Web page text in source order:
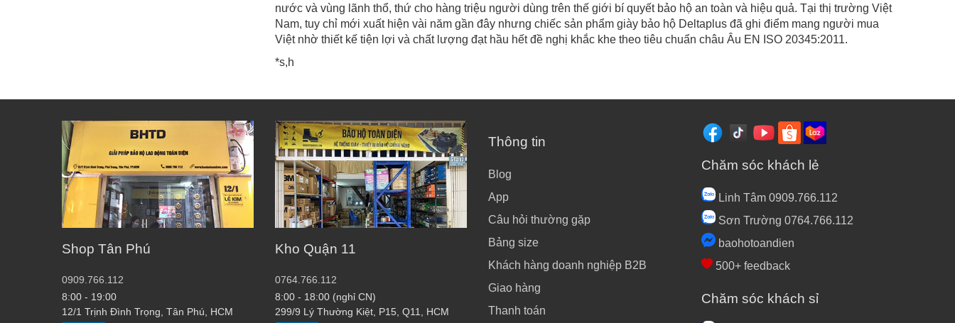
nước và vùng lãnh thổ, thứ cho hàng triệu người dùng trên thế giới bí quyết bảo hộ an toàn và hiệu quả. Tại thị trường Việt
Nam, tuy chỉ mới xuất hiện vài năm gần đây nhưng chiếc sản phẩm giày bảo hộ Deltaplus đã ghi điểm mang người mua
Việt nhờ thiết kế tiện lợi và chất lượng đạt hầu hết đề nghị khắc khe theo tiêu chuẩn châu Âu EN ISO 20345:2011.
*s,h
Shop Tân Phú
0909.766.112
8:00 - 19:00
12/1 Trịnh Đình Trọng, Tân Phú, HCM
Kho Quận 11
0764.766.112
8:00 - 18:00 (nghỉ CN)
299/9 Lý Thường Kiệt, P15, Q11, HCM
Thông tin
Blog
App
Câu hỏi thường gặp
Bảng size
Khách hàng doanh nghiệp B2B
Giao hàng
Thanh toán
Chăm sóc khách lẻ
Linh Tâm 0909.766.112
Sơn Trường 0764.766.112
baohotoandien
500+ feedback
Chăm sóc khách sỉ